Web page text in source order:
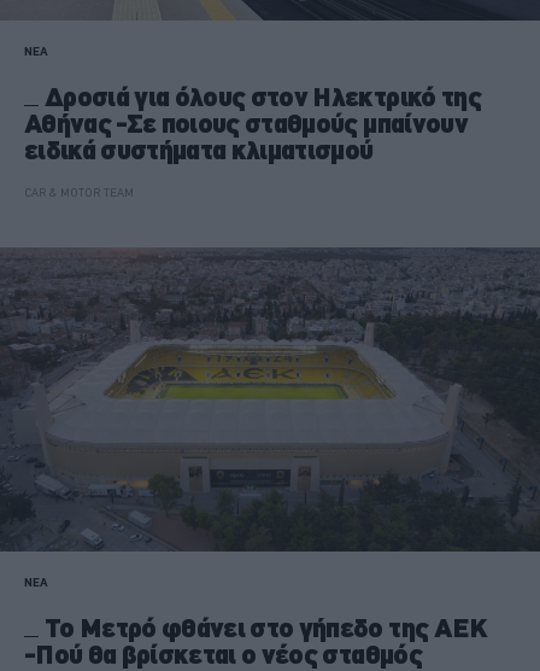
ΝΕΑ
Δροσιά για όλους στον Ηλεκτρικό της
Αθήνας -Σε ποιους σταθμούς μπαίνουν
ειδικά συστήματα κλιματισμού
CAR & MOTOR TEAM
ΝΕΑ
Το Μετρό φθάνει στο γήπεδο της ΑΕΚ
-Πού θα βρίσκεται ο νέος σταθμός